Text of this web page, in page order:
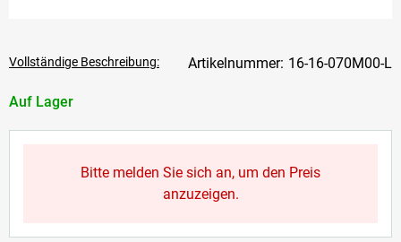
Auf Lager
Vollständige Beschreibung: 16-16-070M00-L
Bitte melden Sie sich an, um den Preis
anzuzeigen.